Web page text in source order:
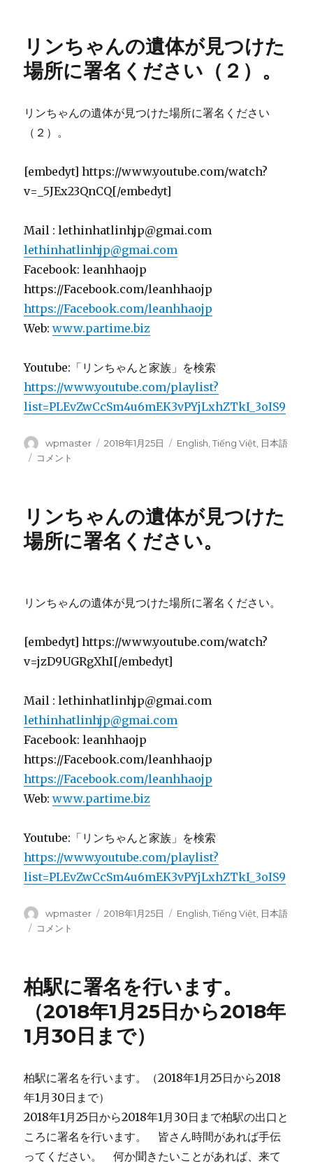
ん
と
家
柏
に
ん
で
い
方
お
願
い
リンちゃんの遺体が見つけた
場所に署名ください（２）。
リンちゃんの遺体が見つけた場所に署名ください
（２）。
[embedyt] https://www.youtube.com/watch?
v=_5JEx23QnCQ[/embedyt]
Mail : lethinhatlinhjp@gmai.com
lethinhatlinhjp@gmai.com
Facebook: leanhhaojp
https://Facebook.com/leanhhaojp
https://Facebook.com/leanhhaojp
Web:www.partime.biz
Youtube:「リンちゃんと家族」を検索
https://www.youtube.com/playlist?
list=PLEvZwCcSm4u6mEK3vPYjLxhZTkI_3oIS9
投
稿
wpmaster
投
2018年1月25日
カ
English,Tiếng Việt, 日本語
リ
ん
の
遺
つ
た
場
所
署
名
く
だ
い
（２）。
に
コメント
リンちゃんの遺体が見つけた
場所に署名ください。
リンちゃんの遺体が見つけた場所に署名ください。
[embedyt] https://www.youtube.com/watch?
v=jzD9UGRgXhI[/embedyt]
Mail : lethinhatlinhjp@gmai.com
lethinhatlinhjp@gmai.com
Facebook: leanhhaojp
https://Facebook.com/leanhhaojp
https://Facebook.com/leanhhaojp
Web:www.partime.biz
Youtube:「リンちゃんと家族」を検索
https://www.youtube.com/playlist?
list=PLEvZwCcSm4u6mEK3vPYjLxhZTkI_3oIS9
投
稿
wpmaster
投
2018年1月25日
カ
English,Tiếng Việt, 日本語
リ
ん
の
遺
体
が
つ
け
た
場
所
署
コメント
柏駅に署名を行います。
（2018年1月25日から2018年
1月30日まで）
柏駅に署名を行います。（2018年1月25日から2018
年1月30日まで）
2018年1月25日から2018年1月30日まで柏駅の出口と
ころに署名を行います。 皆さん時間があれば手伝
ってください。 何か聞きたいことがあれば、来て